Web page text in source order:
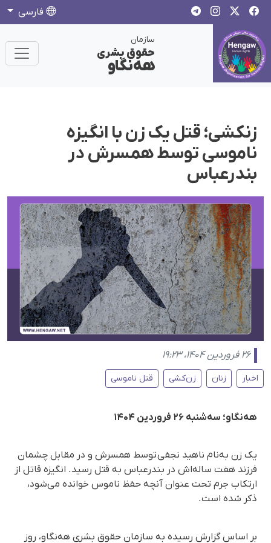
فارسی
سازمان
حقوق بشری
هەنگاو
زنکشی؛ قتل یک زن با انگیزه
ناموسی توسط همسرش در
بندرعباس
۲۶ فروردین ۱۴۰۴، ۱۹:۲۳
اخبار زنان زن‌کشی قتل ناموسی
هه‌نگاو؛ سه‌شنبه ۲۶ فروردین ۱۴۰۴
یک زن به‌نام ناهید نجفی توسط همسرش و در مقابل چشمان
فرزند هفت ساله‌اش در بندرعباس به قتل رسید. انگیزه قاتل از
ارتکاب جرم تحت عنوان آنچه حفظ ناموس خوانده می‌شود،
ذکر شده است.
بر اساس گزارش رسیده به سازمان حقوق بشری هه‌نگاو، روز